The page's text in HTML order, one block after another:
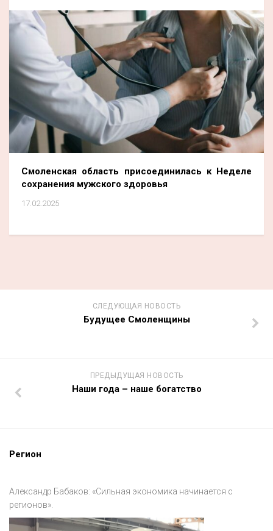
Смоленская область присоединилась к Неделе
сохранения мужского здоровья
17.02.2025
СЛЕДУЮЩАЯ НОВОСТЬ
Будущее Смоленщины
ПРЕДЫДУЩАЯ НОВОСТЬ
Наши года – наше богатство
Регион
Александр Бабаков: «Сильная экономика начинается с
регионов».